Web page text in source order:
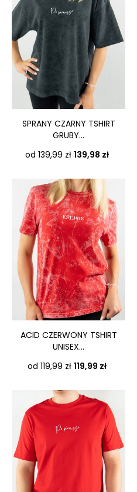
SPRANY CZARNY TSHIRT
GRUBY...
od 139,99 zł Cena
139,98 zł
ACID CZERWONY TSHIRT
UNISEX...
od 119,99 zł Cena
119,99 zł